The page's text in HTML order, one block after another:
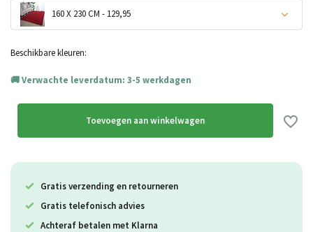
160 X 230 CM - 129,95
Beschikbare kleuren:
Verwachte leverdatum: 3-5 werkdagen
Toevoegen aan winkelwagen
Gratis verzending en retourneren
Gratis telefonisch advies
Achteraf betalen met Klarna